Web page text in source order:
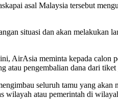
asal Malaysia tersebut
situasi dan akan
AirAsia meminta kepada
atau pengembalian dana dari
seluruh tamu yang akan
wilayah atau pemerintah di